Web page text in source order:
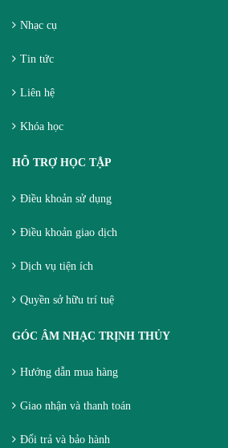
Nhạc cụ
Tin tức
Liên hệ
Khóa học
HỖ TRỢ HỌC TẬP
Điều khoản sử dụng
Điều khoản giao dịch
Dịch vụ tiện ích
Quyền sở hữu trí tuệ
GÓC ÂM NHẠC TRỊNH THỦY
Hướng dẫn mua hàng
Giao nhận và thanh toán
Đổi trả và bảo hành